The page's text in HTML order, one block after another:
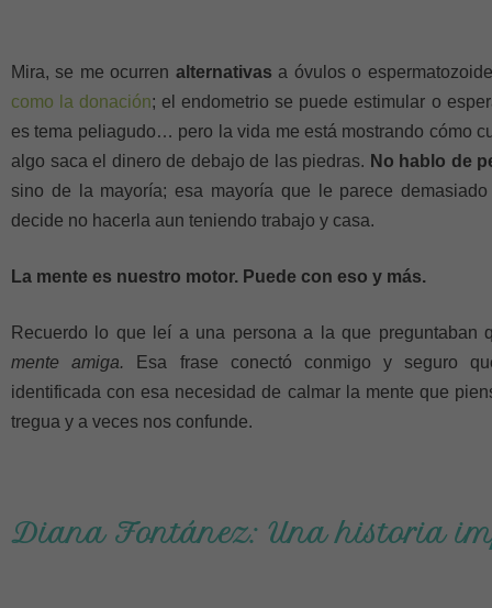
Mira, se me ocurren alternativas a óvulos o
como la donación; el endometrio se puede estimular o
es tema peliagudo… pero la vida me está mostrando cómo
algo saca el dinero de debajo de las piedras. No hablo de
sino de la mayoría; esa mayoría que le parece
decide no hacerla aun teniendo trabajo y casa.
La mente es nuestro motor. Puede con eso y más.
Recuerdo lo que leí a una persona a la que
mente amiga.
Esa frase conectó conmigo y seguro
identificada con esa necesidad de calmar la mente que
tregua y a veces nos confunde.
Diana Fontánez: Una historia